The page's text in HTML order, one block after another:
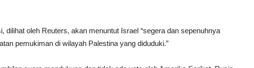
dilihat oleh Reuters, akan menuntut Israel “segera dan sepenuhnya
pemukiman di wilayah Palestina yang diduduki.”